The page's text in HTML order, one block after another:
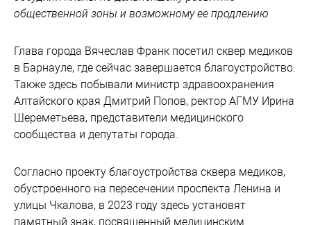
общественной зоны и возможному ее продлению
Глава города Вячеслав Франк посетил сквер медиков
в Барнауле, где сейчас завершается благоустройство.
Также здесь побывали министр здравоохранения
Алтайского края Дмитрий Попов, ректор АГМУ Ирина
Шереметьева, представители медицинского
сообщества и депутаты города.
Согласно проекту благоустройства сквера медиков,
обустроенного на пересечении проспекта Ленина и
улицы Чкалова, в 2023 году здесь установят
памятный знак, посвященный медицинским